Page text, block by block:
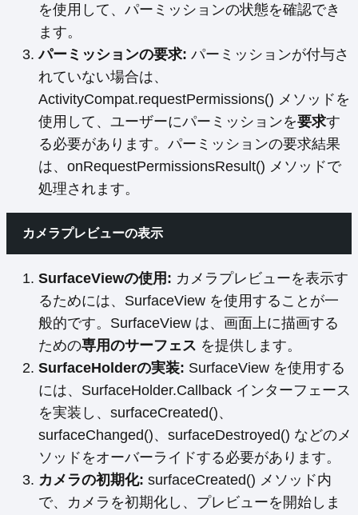
を使用して、パーミッションの状態を確認でき
ます。
パーミッションの要求: パーミッションが付与さ
れていない場合は、
ActivityCompat.requestPermissions() メソッドを
使用して、ユーザーにパーミッションを要求す
る必要があります。パーミッションの要求結果
は、onRequestPermissionsResult() メソッドで
処理されます。
カメラプレビューの表示
SurfaceViewの使用: カメラプレビューを表示す
るためには、SurfaceView を使用することが一
般的です。SurfaceView は、画面上に描画する
ための専用のサーフェス を提供します。
SurfaceHolderの実装: SurfaceView を使用する
には、SurfaceHolder.Callback インターフェース
を実装し、surfaceCreated()、
surfaceChanged()、surfaceDestroyed() などのメ
ソッドをオーバーライドする必要があります。
カメラの初期化: surfaceCreated() メソッド内
で、カメラを初期化し、プレビューを開始しま